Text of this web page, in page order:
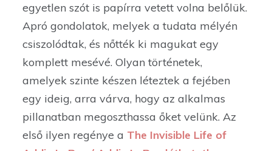
egyetlen szót is papírra vetett volna belőlük.
Apró gondolatok, melyek a tudata mélyén
csiszolódtak, és nőtték ki magukat egy
komplett mesévé. Olyan történetek,
amelyek szinte készen léteztek a fejében
egy ideig, arra várva, hogy az alkalmas
pillanatban megoszthassa őket velünk. Az
első ilyen regénye a The Invisible Life of